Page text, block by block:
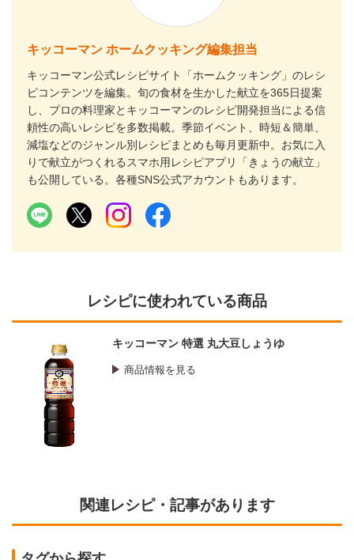
キッコーマン ホームクッキング編集担当
キッコーマン公式レシピサイト「ホームクッキング」のレシ
ピコンテンツを編集。旬の食材を生かした献立を365日提案
し、プロの料理家とキッコーマンのレシピ開発担当による信
頼性の高いレシピを多数掲載。季節イベント、時短＆簡単、
減塩などのジャンル別レシピまとめも毎月更新中。お気に入
りで献立がつくれるスマホ用レシピアプリ「きょうの献立」
も公開している。各種SNS公式アカウントもあります。
レシピに使われている商品
キッコーマン 特選 丸大豆しょうゆ
商品情報を見る
関連レシピ・記事があります